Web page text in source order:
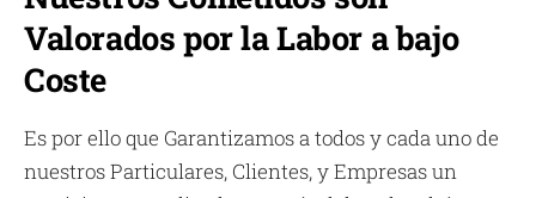
Valorados por la Labor a bajo
Coste
Es por ello que Garantizamos a todos y cada uno de
nuestros Particulares, Clientes, y Empresas un